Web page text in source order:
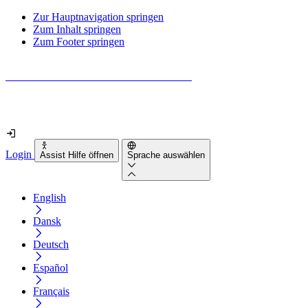
Zur Hauptnavigation springen
Zum Inhalt springen
Zum Footer springen
Login Assist Hilfe öffnen Sprache auswählen
English
Dansk
Deutsch
Español
Français